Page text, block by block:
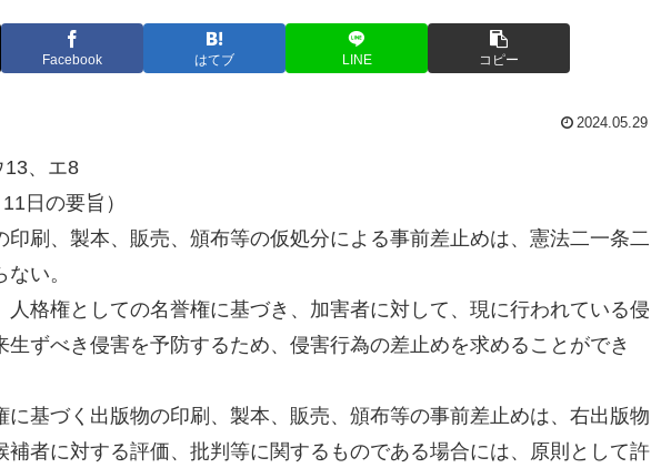
Facebook はてブ LINE コピー
2024.05.29
13、エ8
日の要旨）
刷、製本、販売、頒布等の仮処分による事前差止めは、憲法二一条二
い。
格権としての名誉権に基づき、加害者に対して、現に行われている侵
ずべき侵害を予防するため、侵害行為の差止めを求めることができ
基づく出版物の印刷、製本、販売、頒布等の事前差止めは、右出版物
補者に対する評価、批判等に関するものである場合には、原則として許